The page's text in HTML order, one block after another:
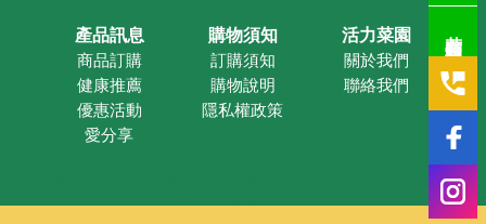
產品訊息
商品訂購
健康推薦
優惠活動
愛分享
購物須知
訂購須知
購物說明
隱私權政策
活力菜園
關於我們
聯絡我們